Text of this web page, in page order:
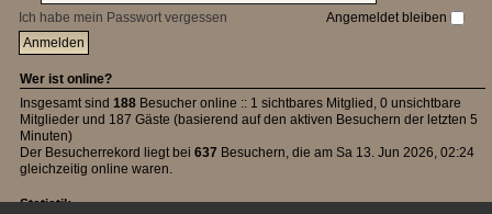
Ich habe mein Passwort vergessen Angemeldet bleiben
Wer ist online?
Insgesamt sind 188 Besucher online :: 1 sichtbares Mitglied, 0 unsichtbare
Mitglieder und 187 Gäste (basierend auf den aktiven Besuchern der letzten 5
Minuten)
Der Besucherrekord liegt bei 637 Besuchern, die am Sa 13. Jun 2026, 02:24
gleichzeitig online waren.
Statistik